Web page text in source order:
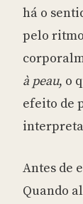
há o
pelo
à peau, o
efeito de
Antes de
Quando